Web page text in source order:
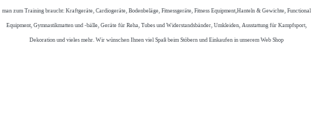
man zum Training braucht: Kraftgeräte, Cardiogeräte, Bodenbeläge, Fitnessgeräte, Fitness Equipment,Hanteln & Gewichte, Functional
Equipment, Gymnastikmatten und -bälle, Geräte für Reha, Tubes und Widerstandsbänder, Umkleiden, Ausstattung für Kampfsport,
Dekoration und vieles mehr. Wir wünschen Ihnen viel Spaß beim Stöbern und Einkaufen in unserem Web Shop